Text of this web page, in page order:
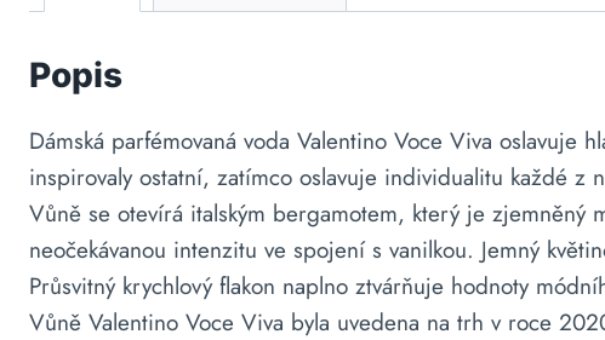
Popis
Dámská parfémovaná voda Valentino Voce Viva oslavuje
inspirovaly ostatní, zatímco oslavuje individualitu každé z
Vůně se otevírá italským bergamotem, který je zjemněný
neočekávanou intenzitu ve spojení s vanilkou. Jemný
Průsvitný krychlový flakon naplno ztvárňuje hodnoty
Vůně Valentino Voce Viva byla uvedena na trh v roce